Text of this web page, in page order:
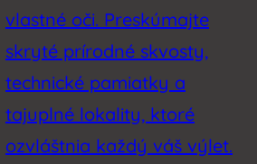
vlastné oči. Preskúmajte
skryté prírodné skvosty,
technické pamiatky a
tajuplné lokality, ktoré
ozvláštnia každý váš výlet.